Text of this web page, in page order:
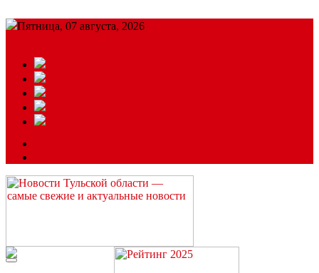
Пятница, 07 августа, 2026
Читайте последние новости дня в Тульской области на сайте
“ЗаНовомосковск”